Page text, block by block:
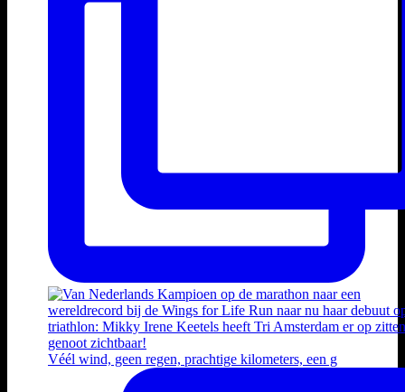
Véél wind, geen regen, prachtige kilometers, een g